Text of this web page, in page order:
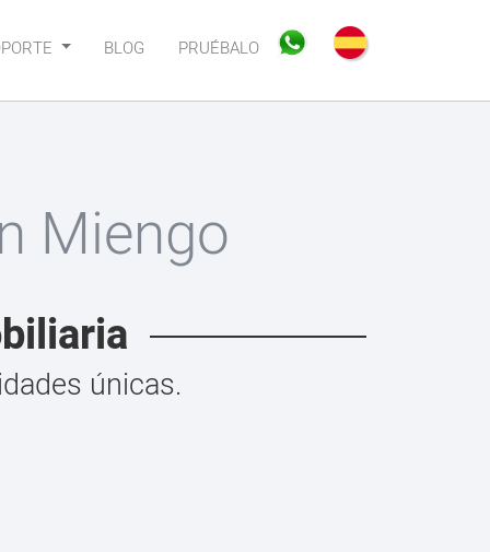
BLOG PRUÉBALO
Miengo
únicas.